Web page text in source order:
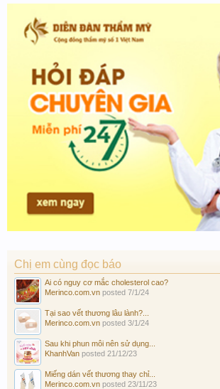
Chị em cùng đọc báo
Ai có nguy cơ mắc cholesterol cao?
Merinco.com.vn posted 7/1/24
Tại sao vết thương lâu lành?...
Merinco.com.vn posted 3/1/24
Sau khi phun môi nên sử dụng...
KhanhVan posted 21/12/23
Miếng dán vết thương thay chỉ...
Merinco.com.vn posted 23/11/23